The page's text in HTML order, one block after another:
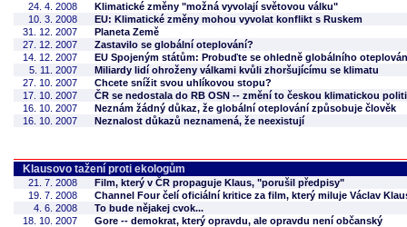
24. 4. 2008
Klimatické změny "možná vyvolají světovou válku"
10. 3. 2008
EU: Klimatické změny mohou vyvolat konflikt s Ruskem
31. 12. 2007
Planeta Země
27. 12. 2007
Zastavilo se globální oteplování?
14. 12. 2007
EU Spojeným státům: Probuďte se ohledně globálního
5. 11. 2007
Miliardy lidí ohroženy válkami kvůli zhoršujícímu se klimatu
27. 10. 2007
Chcete snížit svou uhlíkovou stopu?
17. 10. 2007
ČR se nedostala do RB OSN -- změní to českou klimatickou
16. 10. 2007
Neznám žádný důkaz, že globální oteplování způsobuje člověk
16. 10. 2007
Neznalost důkazů neznamená, že neexistují
Klausovo tažení proti ekologům
21. 7. 2008
Film, který v ČR propaguje Klaus, "porušil předpisy"
19. 7. 2008
Channel Four čelí oficiální kritice za film, který miluje Václav
4. 6. 2008
To bude nějakej cvok...
18. 10. 2007
Gore -- demokrat, který opravdu, ale opravdu není občanský